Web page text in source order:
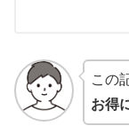
この
お得